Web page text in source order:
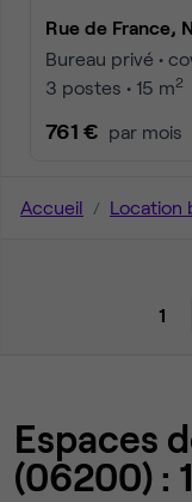
Rue de France,
Bureau privé •
3 postes • 15 m2
761 € par mois
Accueil Location
1
Espaces
(06200) :